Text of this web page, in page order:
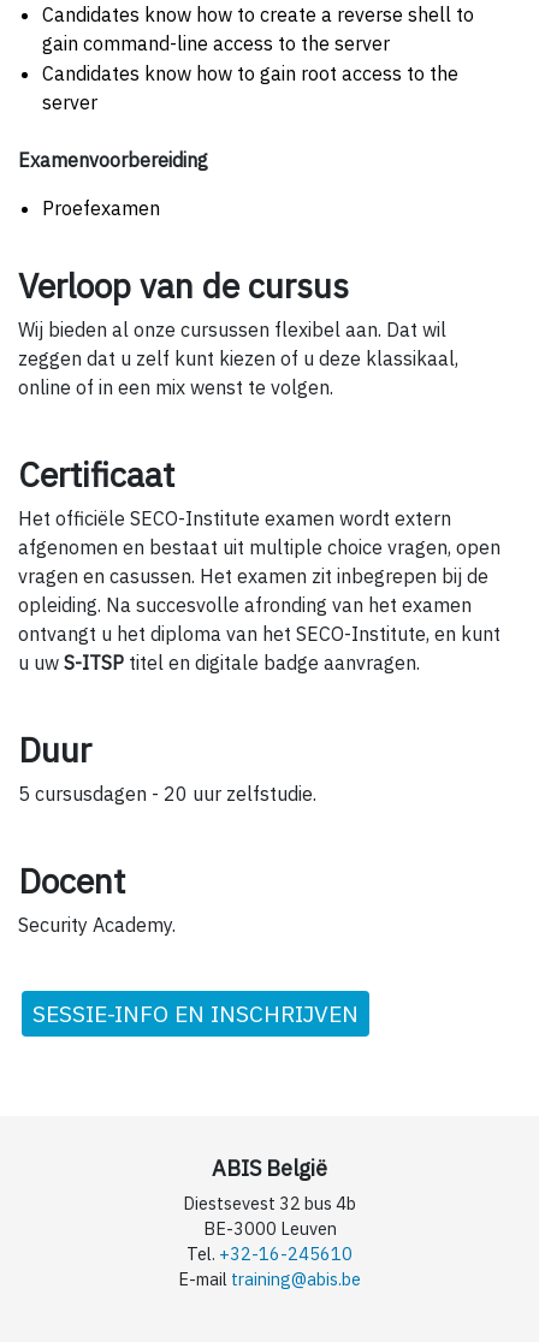
Candidates know how to create a reverse shell to
gain command-line access to the server
Candidates know how to gain root access to the
server
Examenvoorbereiding
Proefexamen
Verloop van de cursus
Wij bieden al onze cursussen flexibel aan. Dat wil
zeggen dat u zelf kunt kiezen of u deze klassikaal,
online of in een mix wenst te volgen.
Certificaat
Het officiële SECO-Institute examen wordt extern
afgenomen en bestaat uit multiple choice vragen, open
vragen en casussen. Het examen zit inbegrepen bij de
opleiding. Na succesvolle afronding van het examen
ontvangt u het diploma van het SECO-Institute, en kunt
u uw S-ITSP titel en digitale badge aanvragen.
Duur
5 cursusdagen - 20 uur zelfstudie.
Docent
Security Academy.
SESSIE-INFO EN INSCHRIJVEN
ABIS België
Diestsevest 32 bus 4b
BE-3000 Leuven
Tel. +32-16-245610
E-mail training@abis.be